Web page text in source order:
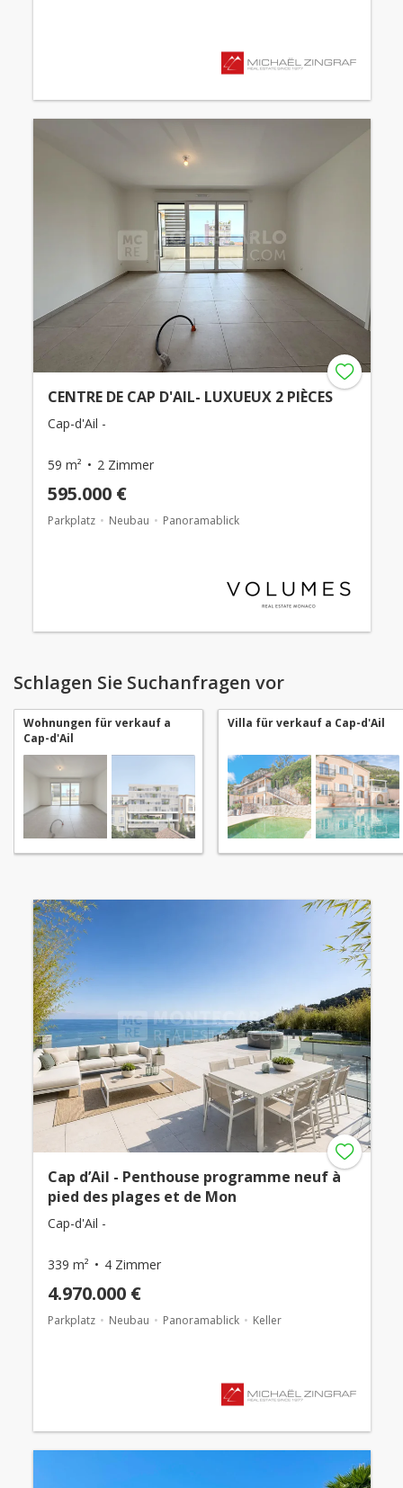
CENTRE DE CAP D'AIL- LUXUEUX 2 PIÈCES
Cap-d'Ail -
59 m² 2 Zimmer
595.000 €
Parkplatz Neubau Panoramablick
Schlagen Sie Suchanfragen vor
Wohnungen für verkauf a
Cap-d'Ail
Villa für verkauf a Cap-d'Ail
Cap d’Ail - Penthouse programme neuf à
pied des plages et de Mon
Cap-d'Ail -
339 m² 4 Zimmer
4.970.000 €
Parkplatz Neubau Panoramablick Keller